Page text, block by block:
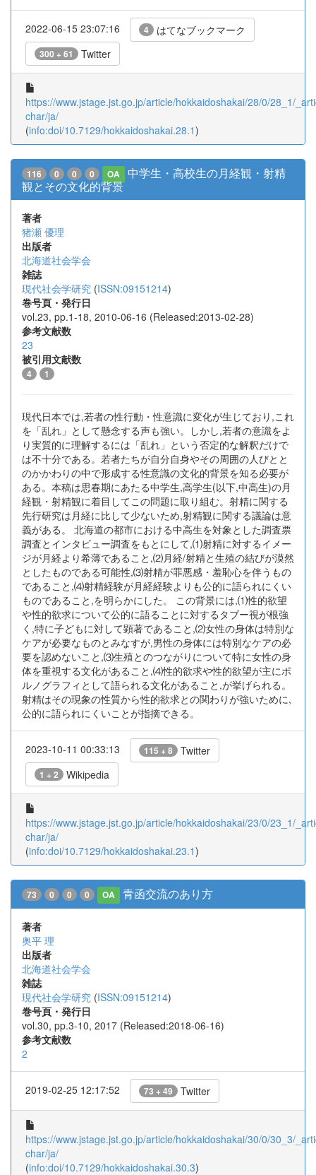
2022-06-15 23:07:16 4 はてなブックマーク
300 + 61 Twitter
https://www.jstage.jst.go.jp/article/hokkaidoshakai/28/0/28_1/
char/ja/
(info:doi/10.7129/hokkaidoshakai.28.1)
116 0 0 0 OA
中学生・高校生の月経観・射精
観とその文化的背景
著者
猪瀬 優理
出版者
北海道社会学会
雑誌
現代社会学研究 (ISSN:09151214)
巻号頁・発行日
vol.23, pp.1-18, 2010-06-16 (Released:2013-02-28)
参考文献数
23
被引用文献数
4 1
現代日本では,若者の性行動・性意識に変化が生じており,これ
を「乱れ」として懸念する声も強い。しかし,若者の意識をよ
り実質的に理解するには「乱れ」という否定的な解釈だけで
は不十分である。若者たちが自分自身やその周囲の人びとと
のかかわりの中で形成する性意識の文化的背景を知る必要が
ある。本稿は思春期にあたる中学生,高学生(以下,中高生)の月
経観・射精観に着目してこの問題に取り組む。射精に関する
先行研究は月経に比して少ないため,射精観に関する議論は意
義がある。 北海道の都市における中高生を対象とした調査票
調査とインタビュー調査をもとにして,⑴射精に対するイメー
ジが月経より希薄であること,⑵月経/射精と生殖の結びが漠然
としたものである可能性,⑶射精が罪悪感・羞恥心を伴うもの
であること,⑷射精経験が月経経験よりも公的に語られにくい
ものであること,を明らかにした。 この背景には,⑴性的欲望
や性的欲求について公的に語ることに対するタブー視が根強
く,特に子どもに対して顕著であること,⑵女性の身体は特別な
ケアが必要なものとみなすが,男性の身体には特別なケアの必
要を認めないこと,⑶生殖とのつながりについて特に女性の身
体を重視する文化があること,⑷性的欲求や性的欲望が主にポ
ルノグラフィとして語られる文化があること,が挙げられる。
射精はその現象の性質から性的欲求との関わりが強いために,
公的に語られにくいことが指摘できる。
2023-10-11 00:33:13 115 + 8 Twitter
1 + 2 Wikipedia
https://www.jstage.jst.go.jp/article/hokkaidoshakai/23/0/23_1/
char/ja/
(info:doi/10.7129/hokkaidoshakai.23.1)
73 0 0 0 OA 青函交流のあり方
著者
奥平 理
出版者
北海道社会学会
雑誌
現代社会学研究 (ISSN:09151214)
巻号頁・発行日
vol.30, pp.3-10, 2017 (Released:2018-06-16)
参考文献数
2
2019-02-25 12:17:52 73 + 49 Twitter
https://www.jstage.jst.go.jp/article/hokkaidoshakai/30/0/30_3/
char/ja/
(info:doi/10.7129/hokkaidoshakai.30.3)